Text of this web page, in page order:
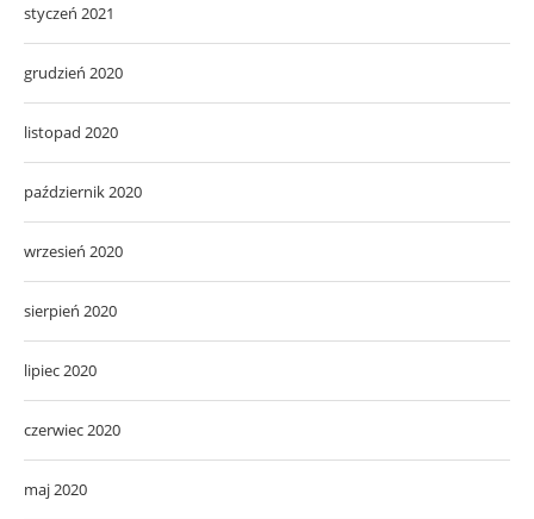
styczeń 2021
grudzień 2020
listopad 2020
październik 2020
wrzesień 2020
sierpień 2020
lipiec 2020
czerwiec 2020
maj 2020